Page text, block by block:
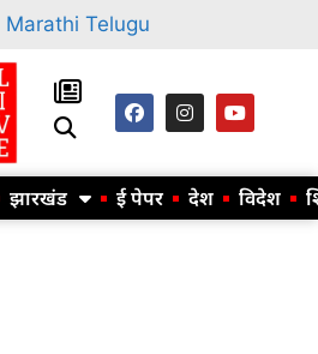
Marathi Telugu
झारखंड ई पेपर देश विदेश